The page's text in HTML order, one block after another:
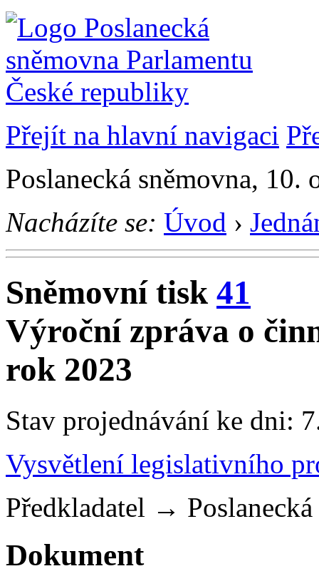
Přejít na hlavní navigaci
Poslanecká sněmovna, 10.
Nacházíte se: Úvod ›
Sněmovní tisk 41
Výroční zpráva o
rok 2023
Stav projednávání ke dni:
Vysvětlení legislativního
Předkladatel →
Dokument